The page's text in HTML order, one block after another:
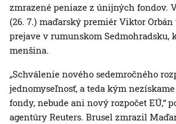
zmrazené peniaze z únijných fondov.
(26. 7.) maďarský premiér Viktor
prejave v rumunskom Sedmohradsku,
menšina.
„Schválenie nového sedemročného
jednomyseľnosť, a teda kým
fondy, nebude ani nový rozpočet EÚ,“
agentúry Reuters. Brusel zmrazil